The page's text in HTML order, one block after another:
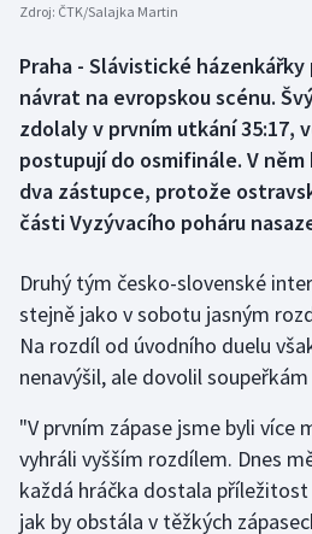
Biatlon
Boby a skeleton
Box
Curling
Florbal
Futsal
Golf
Gymnastika
Aplikace ČT sport
AZ kvíz
Zdroj: ČTK/Salajka Martin
Praha - Slávistické
návrat na evropskou scénu.
zdolaly v prvním utkání 35:17,
postupují do osmifinále. V
dva zástupce, protože
části Vyzývacího poháru
Druhý tým česko-slovenské
stejně jako v sobotu jasným
Na rozdíl od úvodního duelu
nenavýšil, ale dovolil
"V prvním zápase jsme byli
vyhráli vyšším rozdílem. Dnes
každá hráčka dostala
jak by obstála v těžkých